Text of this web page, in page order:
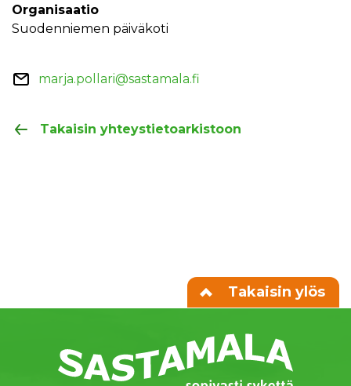
Organisaatio
Suodenniemen päiväkoti
marja.pollari@sastamala.fi
Takaisin yhteystietoarkistoon
Takaisin ylös